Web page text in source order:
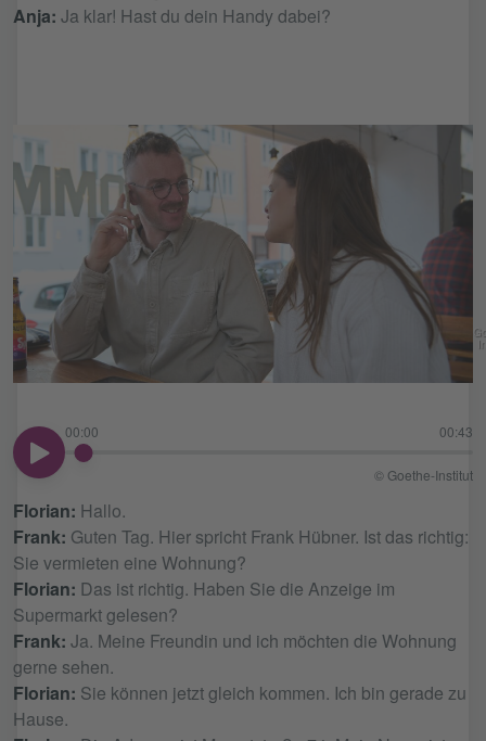
Anja: Ja klar! Hast du dein Handy dabei?
00:00 00:43
00:00
© Goethe-Institut
Florian: Hallo.
Frank: Guten Tag. Hier spricht Frank Hübner. Ist das richtig:
Sie vermieten eine Wohnung?
Florian: Das ist richtig. Haben Sie die Anzeige im
Supermarkt gelesen?
Frank: Ja. Meine Freundin und ich möchten die Wohnung
gerne sehen.
Florian: Sie können jetzt gleich kommen. Ich bin gerade zu
Hause.